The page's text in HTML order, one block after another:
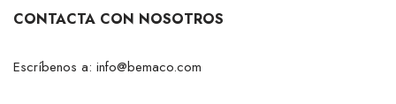
CONTACTA CON NOSOTROS
Escríbenos a: info@bemaco.com